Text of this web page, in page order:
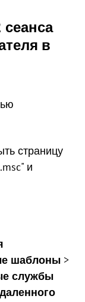
сеанса
в
страницу
и
шаблоны >
службы